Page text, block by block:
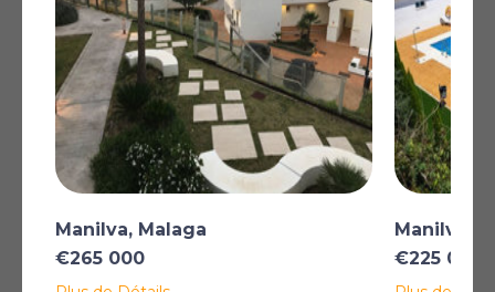
supplémentaire pour invités avec une zone de
blanchisserie pratique. Les points forts supplémentaires
incluent une vaste communauté Parking, Climatisation
(chaud et froid) et une orientation lumineuse
Exposition sud qui inonde la maison de lumière
naturelle, un système Smart Home avec capteurs, des
prises murales intelligentes, un système Climatisation,
un verrou de porte intelligent, un contrôle de chaudière
et une sonnette vidéo tous intégrés et accessibles à
retraite de vacances parfaite ou une location
intelligente Investissement, cette propriété offre une
Manilva, Malaga
€265 000
Manilva,
€225 000